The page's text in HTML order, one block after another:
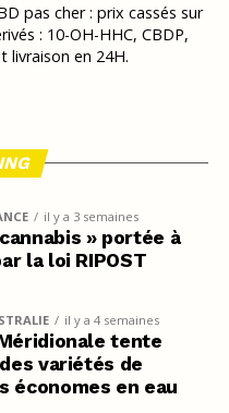
pas cher : prix cassés sur
: 10-OH-HHC, CBDP,
livraison en 24H.
il y a 3 semaines
cannabis » portée à
la loi RIPOST
il y a 4 semaines
tente
variétés de
économes en eau